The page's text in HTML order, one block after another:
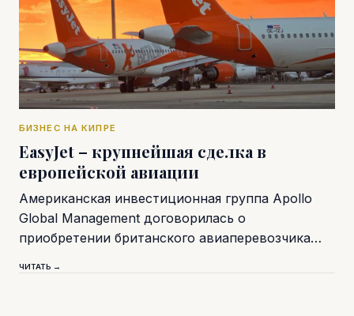
БИЗНЕС НА КИПРЕ
EasyJet – крупнейшая сделка в
европейской авиации
Американская инвестиционная группа Apollo
Global Management договорилась о
приобретении британского авиаперевозчика…
ЧИТАТЬ →